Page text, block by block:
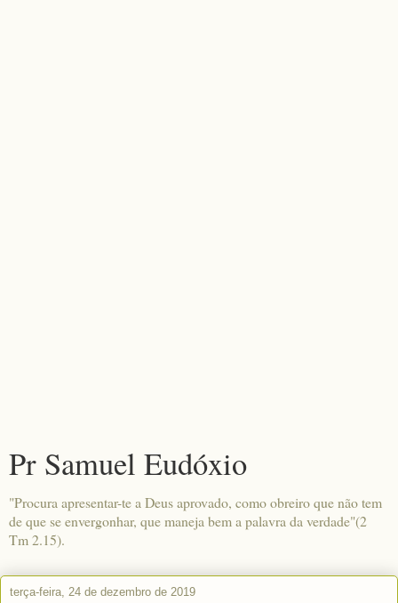
Pr Samuel Eudóxio
"Procura apresentar-te a Deus aprovado, como obreiro que não tem
de que se envergonhar, que maneja bem a palavra da verdade"(2
Tm 2.15).
terça-feira, 24 de dezembro de 2019